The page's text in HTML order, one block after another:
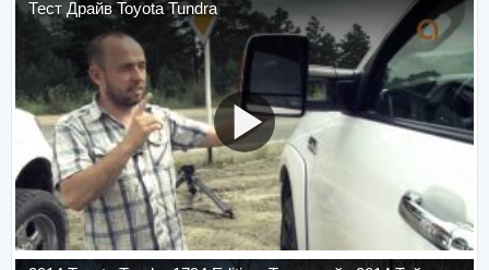
Тест Драйв Toyota Tundra